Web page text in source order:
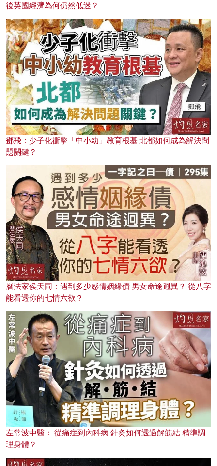
後英國經濟為何仍然低迷？
鄧飛：少子化衝擊「中小幼」教育根基 北都如何成為解決問
題關鍵？
曆法家侯天同：遇到多少感情姻緣債 男女命途迥異？ 從八字
能看透你的七情六欲？
左常波中醫： 從痛症到內科病 針灸如何透過解筋結 精準調
理身體？